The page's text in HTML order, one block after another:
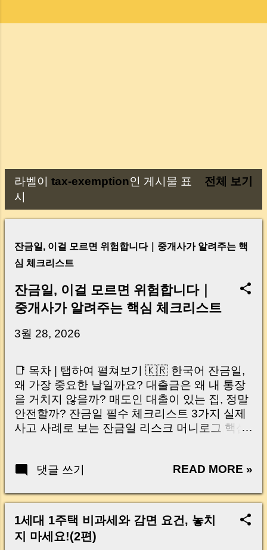
글
라벨이 tax-exemption인 게시물 표
시
전체 보기
잔금일, 이걸 모르면 위험합니다｜중개사가 알려주는 핵
심 체크리스트
잔금일, 이걸 모르면 위험합니다｜
중개사가 알려주는 핵심 체크리스트
3월 28, 2026
📑 목차 | 탭하여 펼쳐보기 🇰🇷 한국어 잔금일,
왜 가장 중요한 날일까요? 대출금은 왜 내 통장
을 거치지 않을까? 매도인 대출이 있는 집, 정말
안전할까? 잔금일 필수 체크리스트 3가지 실제
사고 사례로 보는 잔금일 리스크 머니로그 핵심
Your Account Is It Safe If the Seller Has a
Real Risks and Mistakes to Avoid MoneyLog
Key Takeaway 혹시 이런 생각 해보신 적 있으
신가요? “잔금일… 그냥 돈 보내고 끝나는 거 아
닌가요?” 하지만 현장에서 보면 전혀 그렇지 않
댓글 쓰기 READ MORE »
1세대 1주택 비과세와 감면 요건, 놓치
지 마세요!(2편)